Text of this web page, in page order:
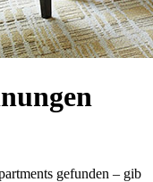
gefunden – gib